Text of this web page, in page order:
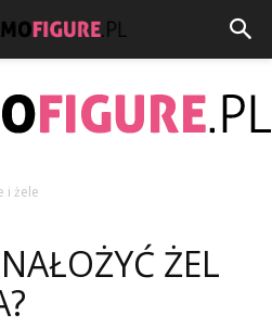
i żele
ŻEL